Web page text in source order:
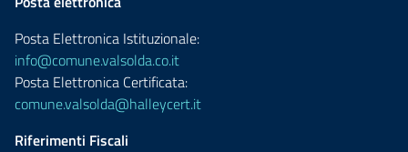
Posta Elettronica Istituzionale:
info@comune.valsolda.co.it
Posta Elettronica Certificata:
comune.valsolda@halleycert.it
Riferimenti Fiscali